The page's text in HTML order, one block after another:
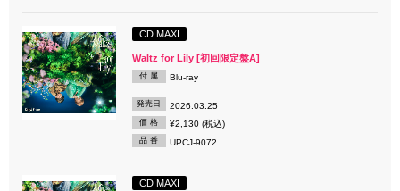
CD MAXI
Waltz for Lily [初回限定盤A]
付 属 Blu-ray
発売日 2026.03.25
価 格 ¥2,130 (税込)
品 番 UPCJ-9072
CD MAXI